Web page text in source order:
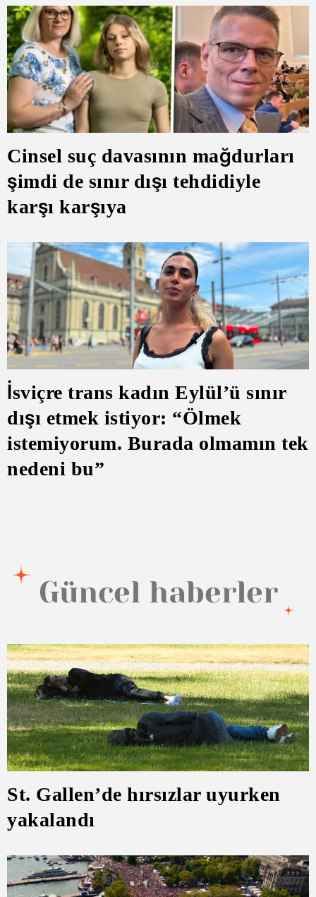
Cinsel suç davasının mağdurları
şimdi de sınır dışı tehdidiyle
karşı karşıya
İsviçre trans kadın Eylül’ü sınır
dışı etmek istiyor: “Ölmek
istemiyorum. Burada olmamın tek
nedeni bu”
Güncel haberler
St. Gallen’de hırsızlar uyurken
yakalandı